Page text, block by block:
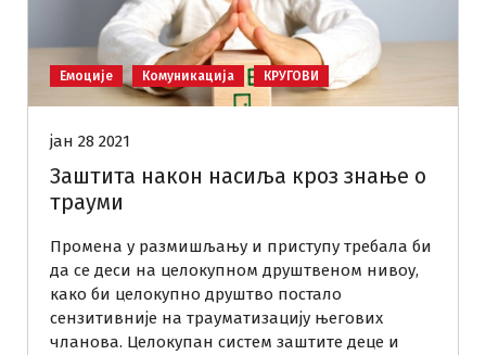
Емоције Комуникација КРУГОВИ
јан 28 2021
Заштита након насиља кроз знање о
трауми
Промена у размишљању и приступу требала би
да се деси на целокупном друштвеном нивоу,
како би целокупно друштво постало
сензитивније на трауматизацију његових
чланова. Целокупан систем заштите деце и